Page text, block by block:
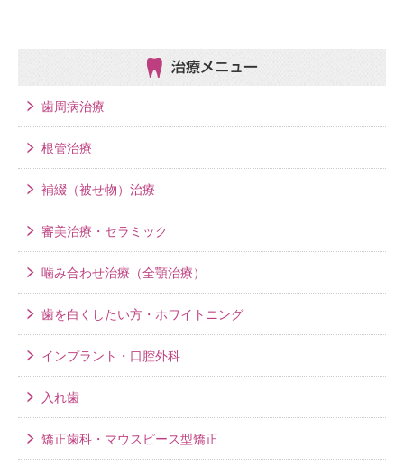
治療メニュー
歯周病治療
根管治療
補綴（被せ物）治療
審美治療・セラミック
噛み合わせ治療（全顎治療）
歯を白くしたい方・ホワイトニング
インプラント・口腔外科
入れ歯
矯正歯科・マウスピース型矯正